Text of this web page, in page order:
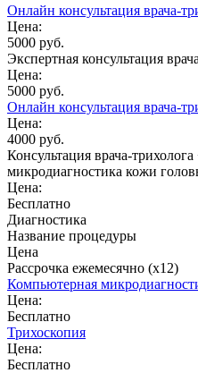
Онлайн консультация врача-
Цена:
5000 руб.
Экспертная консультация
Цена:
5000 руб.
Онлайн консультация врача-
Цена:
4000 руб.
Консультация врача-
микродиагностика кожи
Цена:
Бесплатно
Диагностика
Название процедуры
Цена
Рассрочка ежемесячно (x12)
Компьютерная
Цена:
Бесплатно
Трихоскопия
Цена:
Бесплатно